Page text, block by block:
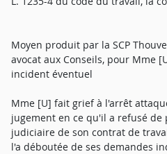
Moyen produit par la SCP
avocat aux Conseils, pour Mme
incident éventuel
Mme [U] fait grief à l'arrêt
jugement en ce qu'il a refusé
judiciaire de son contrat de
l'a déboutée de ses demandes